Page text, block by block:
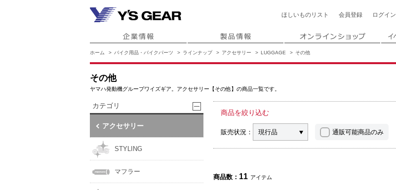
ほしいもの リスト 会員登録 ログイン
ホーム バイク用品・バイクパーツ ラインナップ アクセサリー LUGGAGE その他
その他
ヤマハ発動機グループワイズギア。アクセサリー【その他】の商品一覧です。
商品を絞り込む
販売状況： 現行品 通販可能商品のみ
商品数： 11 アイテム
カテゴリ
アクセサリー
STYLING
マフラー